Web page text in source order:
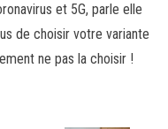
et 5G, parle elle
de choisir votre variante
ne pas la choisir !